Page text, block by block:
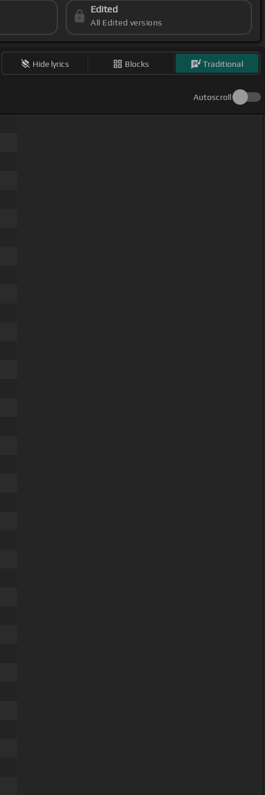
Edited
All Edited versions
Hide lyrics Blocks Traditional
Autoscroll